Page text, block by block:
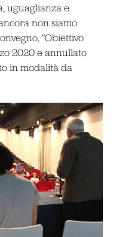
uguaglianza e
non siamo
“Obiettivo
2020 e annullato
in modalità da